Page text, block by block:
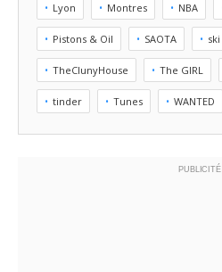
Lyon Montres NBA
Pistons & Oil SAOTA ski
TheClunyHouse The GIRL
tinder Tunes WANTED
PUBLICITÉ